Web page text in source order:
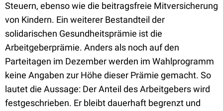
Steuern, ebenso wie die beitragsfreie Mitversicherung
von Kindern. Ein weiterer Bestandteil der
solidarischen Gesundheitsprämie ist die
Arbeitgeberprämie. Anders als noch auf den
Parteitagen im Dezember werden im Wahlprogramm
keine Angaben zur Höhe dieser Prämie gemacht. So
lautet die Aussage: Der Anteil des Arbeitgebers wird
festgeschrieben. Er bleibt dauerhaft begrenzt und